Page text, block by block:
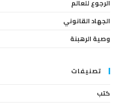
الرجوع للعالم
الجهاد القانوني
وصية الرهبنة
تصنيفات
كتب